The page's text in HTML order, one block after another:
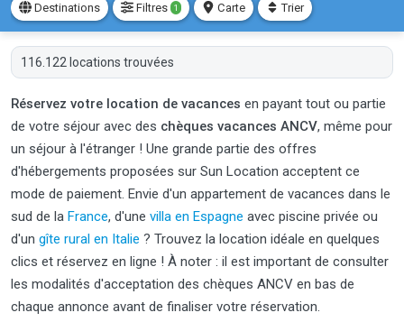
Destinations Filtres 1 Carte Trier
116.122 locations trouvées
Réservez votre location de vacances en payant tout ou partie
de votre séjour avec des chèques vacances ANCV, même pour
un séjour à l'étranger ! Une grande partie des offres
d'hébergements proposées sur Sun Location acceptent ce
mode de paiement. Envie d'un appartement de vacances dans le
sud de la France, d'une villa en Espagne avec piscine privée ou
d'un gîte rural en Italie ? Trouvez la location idéale en quelques
clics et réservez en ligne ! À noter : il est important de consulter
les modalités d'acceptation des chèques ANCV en bas de
chaque annonce avant de finaliser votre réservation.